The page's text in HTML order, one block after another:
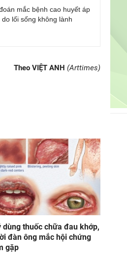
mắc bệnh cao huyết áp
lối sống không lành
Theo VIỆT ANH (Arttimes)
dùng thuốc chữa đau khớp,
đàn ông mắc hội chứng
gặp